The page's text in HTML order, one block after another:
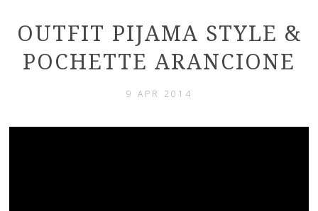
OUTFIT PIJAMA STYLE &
POCHETTE ARANCIONE
9 APR 2014